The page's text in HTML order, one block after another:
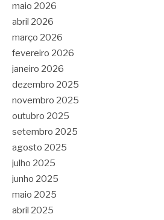
maio 2026
abril 2026
março 2026
fevereiro 2026
janeiro 2026
dezembro 2025
novembro 2025
outubro 2025
setembro 2025
agosto 2025
julho 2025
junho 2025
maio 2025
abril 2025